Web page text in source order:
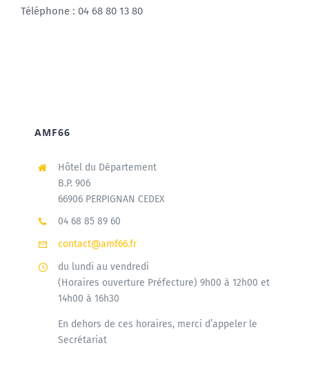
Téléphone : 04 68 80 13 80
AMF66
Hôtel du Département
B.P. 906
66906 PERPIGNAN CEDEX
04 68 85 89 60
contact@amf66.fr
du lundi au vendredi
(Horaires ouverture Préfecture) 9h00 à 12h00 et
14h00 à 16h30
En dehors de ces horaires, merci d’appeler le
Secrétariat